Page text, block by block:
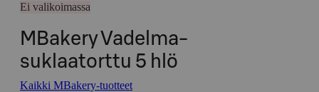
Ei valikoimassa
MBakery Vadelma-
suklaatorttu 5 hlö
Kaikki MBakery-tuotteet